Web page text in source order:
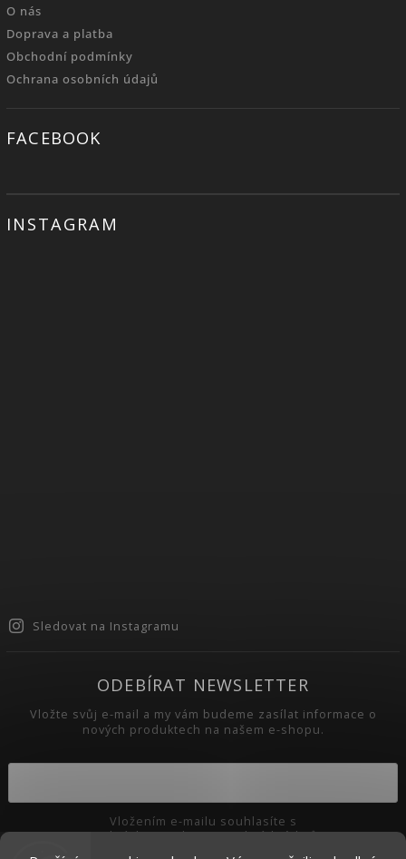
O nás
Doprava a platba
Obchodní podmínky
Ochrana osobních údajů
FACEBOOK
INSTAGRAM
Sledovat na Instagramu
ODEBÍRAT NEWSLETTER
Vložte svůj e-mail a my vám budeme zasílat informace o
nových produktech na našem e-shopu.
podmínkami ochrany osobních údajů